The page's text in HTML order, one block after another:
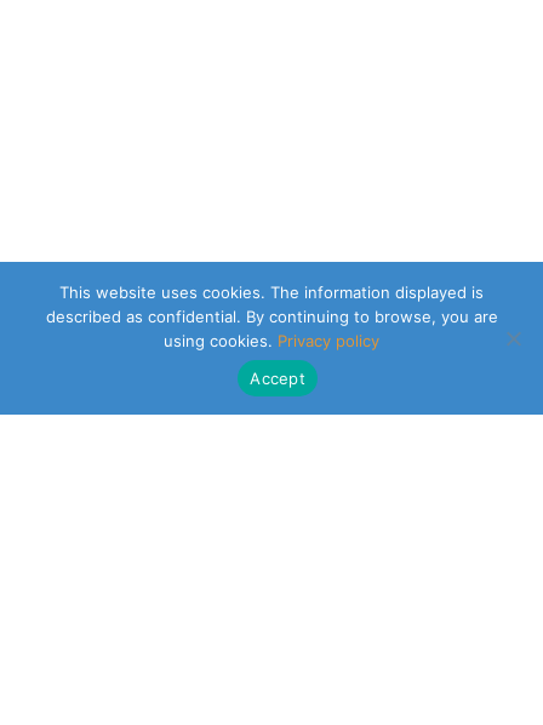
This website uses cookies. The information displayed is
described as confidential. By continuing to browse, you are
using cookies. Privacy policy
Accept